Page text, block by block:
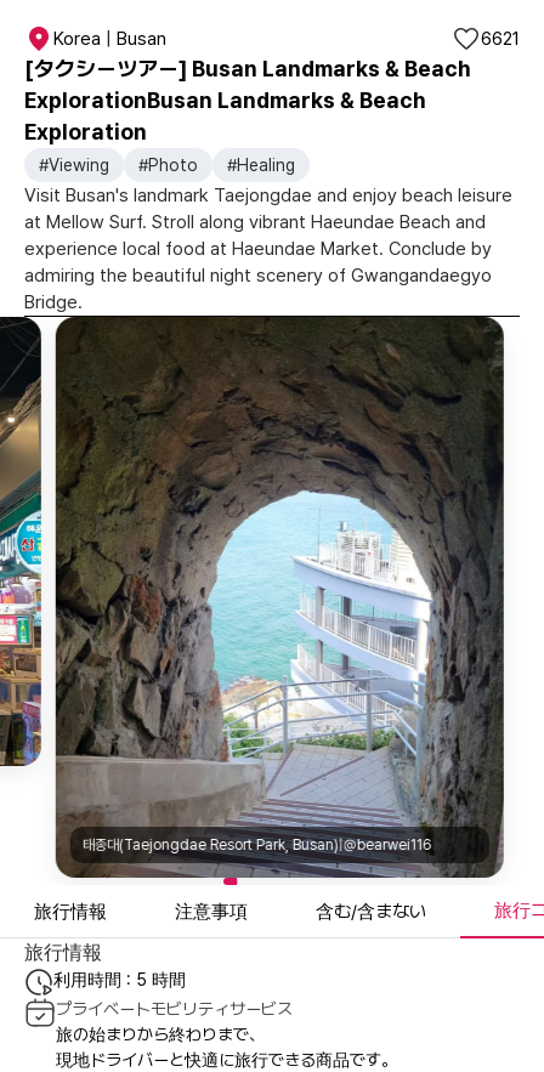
Korea | Busan
[タクシーツアー] Busan Landmarks & Beach
ExplorationBusan Landmarks & Beach
Exploration
6621
#Viewing #Photo #Healing
Visit Busan's landmark Taejongdae and enjoy beach leisure
at Mellow Surf. Stroll along vibrant Haeundae Beach and
experience local food at Haeundae Market. Conclude by
admiring the beautiful night scenery of Gwangandaegyo
Bridge.
태종대(Taejongdae Resort Park, Busan)|@bearwei116
旅行情報 注意事項 含む/含まない 旅行
旅行情報
利用時間 : 5 時間
プライベートモビリティサービス
旅の始まりから終わりまで、
現地ドライバーと快適に旅行できる商品です。